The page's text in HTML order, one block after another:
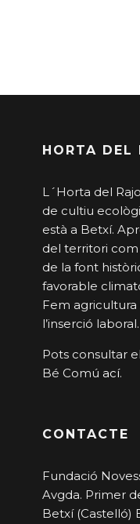
HORTA DEL
L´Horta del
de cultiu
està a Betxí.
del territori com
de la font
favorable
Fem
l’inserció laboral.
Pots consultar
Bé Comú ací.
CONTACTE
Fundació
Avgda. Primer
Betxí (Castelló)